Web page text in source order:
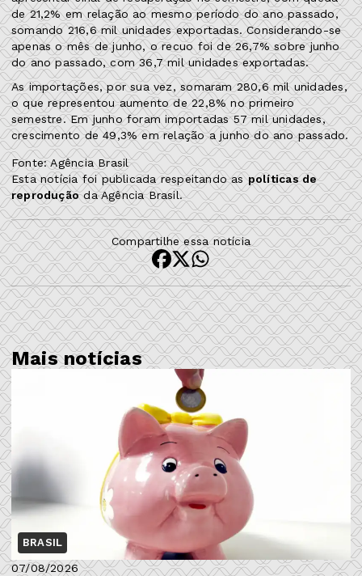
de 21,2% em relação ao mesmo período do ano passado,
somando 216,6 mil unidades exportadas. Considerando-se
apenas o mês de junho, o recuo foi de 26,7% sobre junho
do ano passado, com 36,7 mil unidades exportadas.
As importações, por sua vez, somaram 280,6 mil unidades,
o que representou aumento de 22,8% no primeiro
semestre. Em junho foram importadas 57 mil unidades,
crescimento de 49,3% em relação a junho do ano passado.
Fonte: Agência Brasil
Esta notícia foi publicada respeitando aspolíticas de
reproduçãoda Agência Brasil.
Compartilhe essa notícia
Mais notícias
BRASIL
07/08/2026